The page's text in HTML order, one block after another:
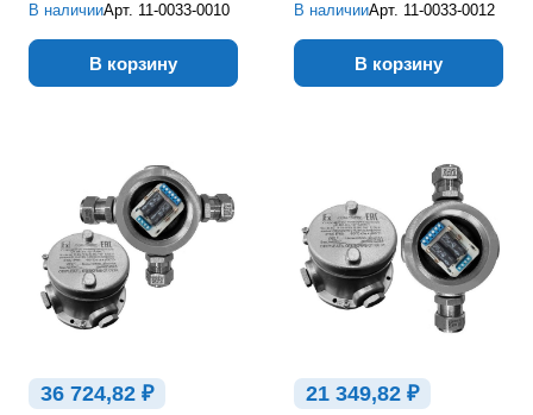
В наличииАрт. 11-0033-0010
В корзину
В наличииАрт. 11-0033-0012
В корзину
36 724,82 ₽ 21 349,82 ₽